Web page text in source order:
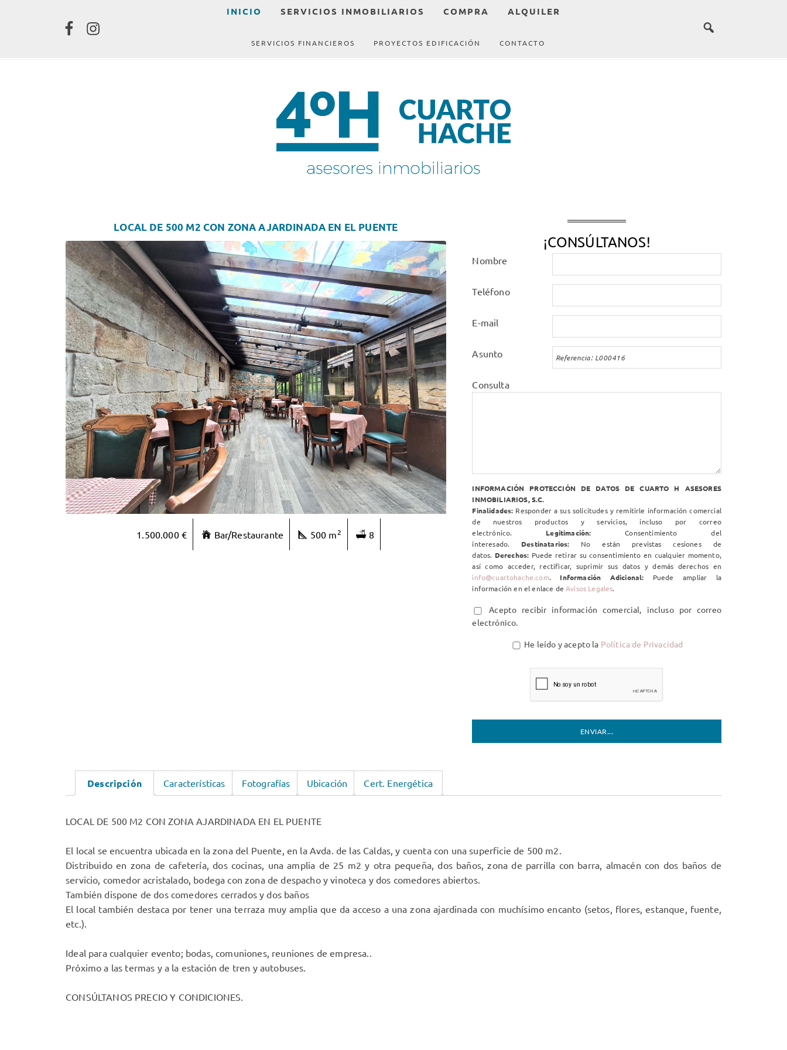
INICIO SERVICIOS INMOBILIARIOS COMPRA ALQUILER
SERVICIOS FINANCIEROS PROYECTOS EDIFICACIÓN CONTACTO
LOCAL DE 500 M2 CON ZONA AJARDINADA EN EL PUENTE
1.500.000 € Bar/Restaurante 500 m2 8
¡CONSÚLTANOS!
Nombre
Teléfono
E-mail
Asunto
Consulta
INFORMACIÓN PROTECCIÓN DE DATOS DE CUARTO H ASESORES
INMOBILIARIOS, S.C.
Finalidades: Responder a sus solicitudes y remitirle información comercial
de nuestros productos y servicios, incluso por correo
electrónico. Legitimación: Consentimiento del
interesado. Destinatarios: No están previstas cesiones de
datos. Derechos: Puede retirar su consentimiento en cualquier momento,
así como acceder, rectificar, suprimir sus datos y demás derechos en
info@cuartohache.com. Información Adicional: Puede ampliar la
información en el enlace deAvisos Legales.
Acepto recibir información comercial, incluso por correo
electrónico.
He leído y acepto la Política de Privacidad
Descripción Características Fotografías Ubicación Cert. Energética
LOCAL DE 500 M2 CON ZONA AJARDINADA EN EL PUENTE
El local se encuentra ubicada en la zona del Puente, en la Avda. de las Caldas, y cuenta con una superficie de 500 m2.
Distribuido en zona de cafetería, dos cocinas, una amplia de 25 m2 y otra pequeña, dos baños, zona de parrilla con barra, almacén con dos baños de
servicio, comedor acristalado, bodega con zona de despacho y vinoteca y dos comedores abiertos.
También dispone de dos comedores cerrados y dos baños
El local también destaca por tener una terraza muy amplia que da acceso a una zona ajardinada con muchísimo encanto (setos, flores, estanque, fuente,
etc.).
Ideal para cualquier evento; bodas, comuniones, reuniones de empresa..
Próximo a las termas y a la estación de tren y autobuses.
CONSÚLTANOS PRECIO Y CONDICIONES.